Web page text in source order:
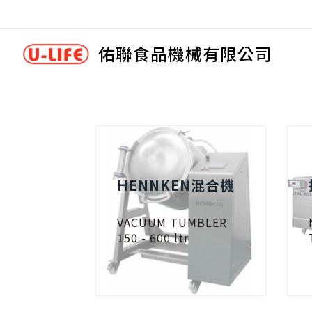
佑聯食品機械有限公司
HENNKEN混合機
VACUUM TUMBLER
150 - 600 ltr